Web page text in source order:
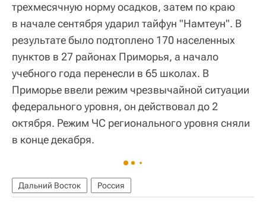
трехмесячную норму осадков, затем по краю
в начале сентября ударил тайфун "Намтеун". В
результате было подтоплено 170 населенных
пунктов в 27 районах Приморья, а начало
учебного года перенесли в 65 школах. В
Приморье ввели режим чрезвычайной ситуации
федерального уровня, он действовал до 2
октября. Режим ЧС регионального уровня сняли
в конце декабря.
Дальний Восток Россия